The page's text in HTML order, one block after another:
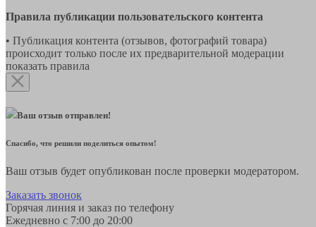
Правила публикации пользовательского контента
• Публикация контента (отзывов, фотографий товара)
происходит только после их предварительной модерации
показать правила
Ваш отзыв отправлен!
Спасибо, что решили поделиться опытом!
Ваш отзыв будет опубликован после проверки модератором.
Заказать звонок
Горячая линия и заказ по телефону
Ежедневно с 7:00 до 20:00